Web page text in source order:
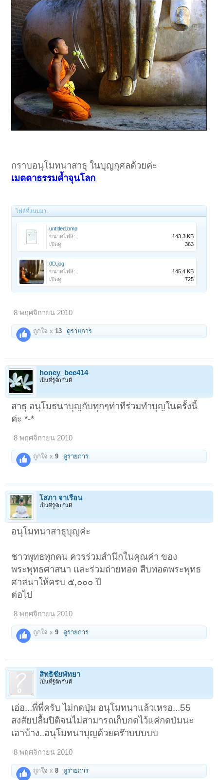
กราบอนุโมทนาสาธุ ในบุญกุศลด้วยค่ะ
เมตตาธรรมค้ำจุนโลก
ไฟล์ที่แนบมา:
untitled.bmp
ขนาดไฟล์:
143.3 KB
เปิดดู:
363
0D.jpg
ขนาดไฟล์:
145.4 KB
เปิดดู:
725
8 พฤศจิกายน 2010
ถูกใจ x 13 ดูรายการ
honey_bee414
เป็นที่รู้จักกันดี
สาธุ อนุโมธนาบุญกับทุกๆท่าทีร่วมทำบุญในครั้งนี้
ค่ะ *-*
8 พฤศจิกายน 2010
ถูกใจ x9 ดูรายการ
โสภา จาเรือน
เป็นที่รู้จักกันดี
อนุโมทนาสาธุบุญค่ะ
ชาวพุทธทุกคน ควรร่วมสำนึกในคุณค่า ของ
พระพุทธศาสนา และร่วมถ่ายทอด สืบทอดพระพุทธ
ศาสนาให้ครบ ๕,๐๐๐ ปี
ต่อไป
8 พฤศจิกายน 2010
ถูกใจ x9 ดูรายการ
สิทธิชัยพัทยา
เป็นที่รู้จักกันดี
เอ่อ...พี่พี่ครับ ไม่กดปุ่ม อนุโมทนาแล้วเหรอ...55
สงสัยปลื้มปิติจนไม่สามารถเก็บกดไว้แค่กดป่มนะ
เอาบ้าง..อนุโมทนาบุญด้วยคร๊าบบบบบ
8 พฤศจิกายน 2010
ถูกใจ x8 ดูรายการ